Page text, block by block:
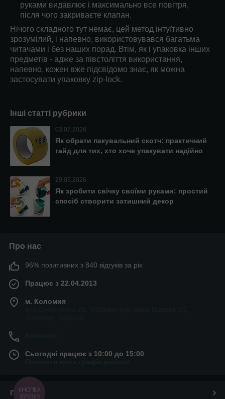
руками видавлює і максимально все повітря,
після чого закриваєте клапан.
Нічого складного тут немає, цей метод інтуїтивно
зрозумілий, і напевно, використовувався багатьма
читачами і без наших порад. Втім, як і упаковка інших
предметів - адже за півстоліття використання,
напевно, кожен вже підсвідомо знає, як можна
застосувати упаковку zip-lock.
Інші статті рубрики
03.07.2026
Як обрати пакувальний скотч: практичний
гайд для тих, хто хоче упакувати надійно
29.05.2026
Як зробити свічку своїми руками: простий
спосіб створити затишний декор
Про нас
96% позитивних з 840 відгуків за рік
Працює з 22.04.2013
м. Коломия
Сьогодні працює з 10:00 до 15:00
Про нас
КНОПКА
ЗВ'ЯЗКУ